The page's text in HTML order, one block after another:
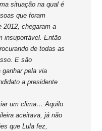
situação na qual é
que foram
2012, chegaram a
insuportável. Então
de todas as
E são
ganhar pela via
a presidente
um clima… Aquilo
aceitava, já não
que Lula fez,